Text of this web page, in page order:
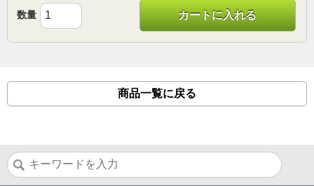
数量 カートに入れる
商品一覧に戻る